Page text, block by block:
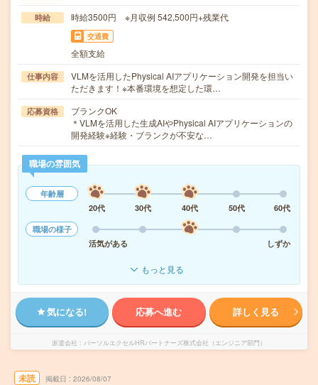
時給 時給3500円 ※月収例 542,500円+残業代
交通費
全額支給
仕事内容
VLMを活用したPhysical AIアプリケーション開発を担当い
ただきます！※本番環境を想定した環…
応募資格
ブランクOK
＊VLMを活用した生成AIやPhysical AIアプリケーションの
開発経験※経験・ブランクが不安な…
職場の雰囲気
年齢層
20代
30代 40代 50代
60代
職場の様子
活気がある
しずか
もっと見る
気になる! 応募へ進む 詳しく見る
派遣会社 パーソルエクセルHRパートナーズ株式会社（エンジニア部門）
未読 掲載日 2026/08/07